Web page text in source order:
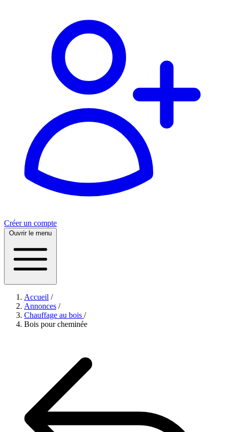
Créer un compte
Ouvrir le menu
Accueil /
Annonces /
Chauffage au bois /
Bois pour cheminée